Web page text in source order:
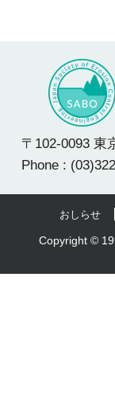
〒102-0093 東
Phone :
おしらせ
Copyright ©